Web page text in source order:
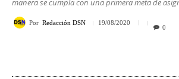
manera se cumpla con una primera meta de
Por Redacción DSN 19/08/2020
0